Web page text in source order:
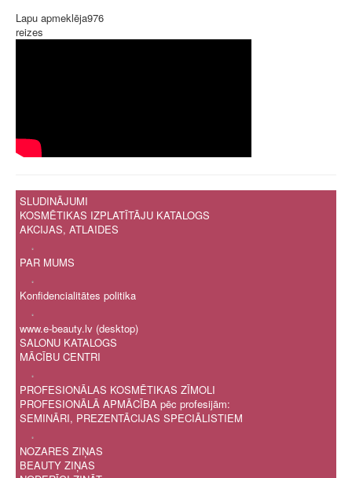
Lapu apmeklēja976
reizes
SLUDINĀJUMI
KOSMĒTIKAS IZPLATĪTĀJU KATALOGS
AKCIJAS, ATLAIDES
.
PAR MUMS
.
Konfidencialitātes politika
.
www.e-beauty.lv (desktop)
SALONU KATALOGS
MĀCĪBU CENTRI
.
PROFESIONĀLAS KOSMĒTIKAS ZĪMOLI
PROFESIONĀLĀ APMĀCĪBA pēc profesijām:
SEMINĀRI, PREZENTĀCIJAS SPECIĀLISTIEM
.
NOZARES ZIŅAS
BEAUTY ZIŅAS